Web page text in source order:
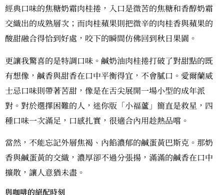
經典口味的焦糖奶霜肉桂捲，入口是微苦的焦糖和香醇奶霜
交織出的成熟層次；而肉桂蘋果則把微辛的肉桂香與蘋果的
酸甜融合得恰到好處，咬下的瞬間仿佛回到秋日果園。
更讓我驚喜的是特調口味。鹹奶油肉桂捲打破了對甜點的既
有想像，鹹香與甜香在口中平衡得宜，不會膩口。愛爾蘭威
士忌口味則帶著苦甜，像是在舌尖展開一場小型的成年派
對。對於選擇困難的人，迷你版「小福蘆」簡直是救星，四
種口味一次滿足，口感扎實，很適合內用趁熱品嚐。
當然，不能忘記外層焦褐、內餡濃郁的鹹蛋黃巴斯克。那奶
香與鹹蛋黃的交織，濃厚卻不過分張揚，滿滿的鹹香在口中
擴散，讓人意猶未盡。
與咖啡的絕配時刻